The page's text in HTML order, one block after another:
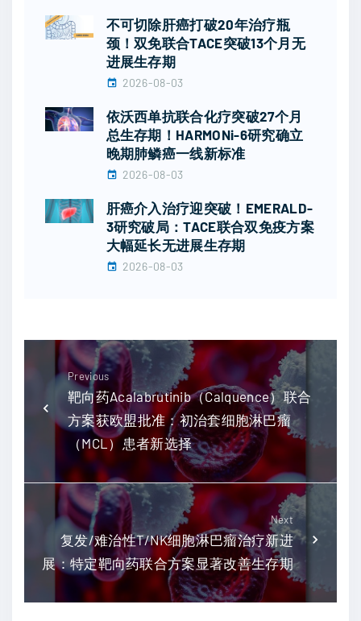
不可切除肝癌打破20年治疗瓶
颈！双免联合TACE突破13个月无
进展生存期
2026-08-03
依沃西单抗联合化疗突破27个月
总生存期！HARMONi-6研究确立
晚期肺鳞癌一线新标准
2026-08-03
肝癌介入治疗迎突破！EMERALD-
3研究破局：TACE联合双免疫方案
大幅延长无进展生存期
2026-08-03
Previous
靶向药Acalabrutinib（Calquence）联合
方案获欧盟批准：初治套细胞淋巴瘤
（MCL）患者新选择
Next
复发/难治性T/NK细胞淋巴瘤治疗新进
展：特定靶向药联合方案显著改善生存期